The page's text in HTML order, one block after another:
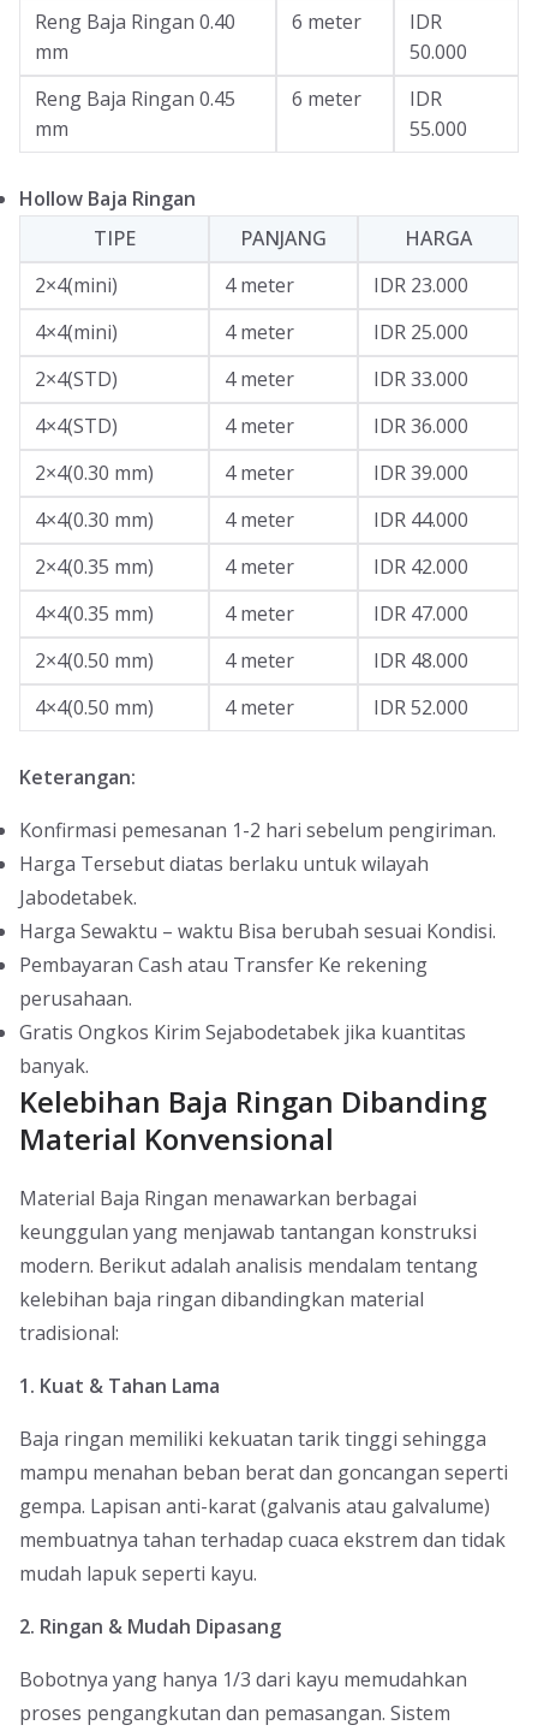
Reng Baja Ringan 0.40
mm
6 meter
IDR
50.000
Reng Baja Ringan 0.45
mm
6 meter
IDR
55.000
Hollow Baja Ringan
TIPE
PANJANG
HARGA
2×4(mini)
4 meter
IDR 23.000
4×4(mini)
4 meter
IDR 25.000
2×4(STD)
4 meter
IDR 33.000
4×4(STD)
4 meter
IDR 36.000
2×4(0.30 mm)
4 meter
IDR 39.000
4×4(0.30 mm)
4 meter
IDR 44.000
2×4(0.35 mm)
4 meter
IDR 42.000
4×4(0.35 mm)
4 meter
IDR 47.000
2×4(0.50 mm)
4 meter
IDR 48.000
4×4(0.50 mm)
4 meter IDR 52.000
Keterangan:
Konfirmasi pemesanan 1-2 hari sebelum pengiriman.
Harga Tersebut diatas berlaku untuk wilayah
Jabodetabek.
Harga Sewaktu – waktu Bisa berubah sesuai Kondisi.
Pembayaran Cash atau Transfer Ke rekening
perusahaan.
Gratis Ongkos Kirim Sejabodetabek jika kuantitas
banyak.
Kelebihan Baja Ringan Dibanding
Material Konvensional
Material Baja Ringan menawarkan berbagai
keunggulan yang menjawab tantangan konstruksi
modern. Berikut adalah analisis mendalam tentang
kelebihan baja ringan dibandingkan material
tradisional:
1. Kuat & Tahan Lama
Baja ringan memiliki kekuatan tarik tinggi sehingga
mampu menahan beban berat dan goncangan seperti
gempa. Lapisan anti-karat (galvanis atau galvalume)
membuatnya tahan terhadap cuaca ekstrem dan tidak
mudah lapuk seperti kayu.
2. Ringan & Mudah Dipasang
Bobotnya yang hanya 1/3 dari kayu memudahkan
proses pengangkutan dan pemasangan. Sistem